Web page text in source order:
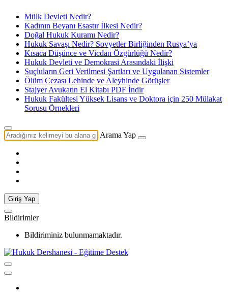
Mülk Devleti Nedir?
Kadının Beyanı Esastır İlkesi Nedir?
Doğal Hukuk Kuramı Nedir?
Hukuk Savaşı Nedir? Sovyetler Birliğinden Rusya’ya
Kısaca Düşünce ve Vicdan Özgürlüğü Nedir?
Hukuk Devleti ve Demokrasi Arasındaki İlişki
Suçluların Geri Verilmesi Şartları ve Uygulanan Sistemler
Ölüm Cezası Lehinde ve Aleyhinde Görüşler
Stajyer Avukatın El Kitabı PDF İndir
Hukuk Fakültesi Yüksek Lisans ve Doktora için 250 Mülakat
Sorusu Örnekleri
Arama Yap
Giriş Yap
Bildirimler
Bildiriminiz bulunmamaktadır.